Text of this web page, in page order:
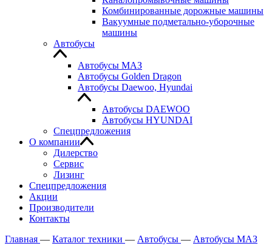
Комбинированные дорожные машины
Вакуумные подметально-уборочные
машины
Автобусы
Автобусы МАЗ
Автобусы Golden Dragon
Автобусы Daewoo, Hyundai
Автобусы DAEWOO
Автобусы HYUNDAI
Спецпредложения
О компании
Дилерство
Сервис
Лизинг
Спецпредложения
Акции
Производители
Контакты
Главная — Каталог техники — Автобусы — Автобусы МАЗ